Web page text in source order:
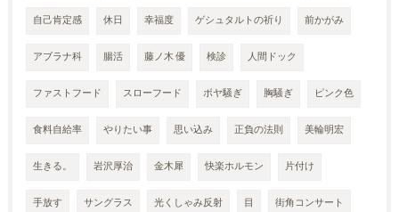
自己肯定感 休日 幸福度 ゲシュタルトの祈り 前かがみ
アブラナ科 腸活 藤ノ木 優 検診 人間ドック
ファストフード スローフード ボヤ騒ぎ 胸騒ぎ ピンク色
食料自給率 やりたい事 思い込み 正負の法則 美輪明宏
生きる。 岩沢厚治 金木犀 快楽ホルモン 片付け
手放す サングラス 光くしゃみ反射 目 街角コンサート